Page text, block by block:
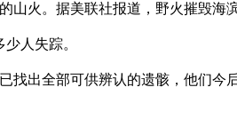
山火。据美联社报道，野火摧毁海
人失踪。
找出全部可供辨认的遗骸，他们今